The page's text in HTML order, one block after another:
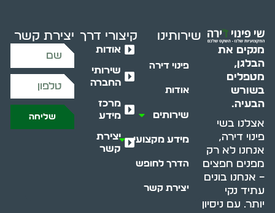
מנקים את
הבלגן,
מטפלים
בשורש
הבעיה.
אצלנו בשי
פינוי דירה,
אנחנו לא רק
מפנים חפצים
– אנחנו בונים
עתיד נקי
יותר. עם ניסיון
שירותינו
פינוי דירה
אודות
שירותים
מידע מקצועי
הדרך לחופש
יצירת קשר
קיצורי דרך
אודות
שירותי
החברה
מרכז
מידע
יצירת
קשר
יצירת קשר
שליחה